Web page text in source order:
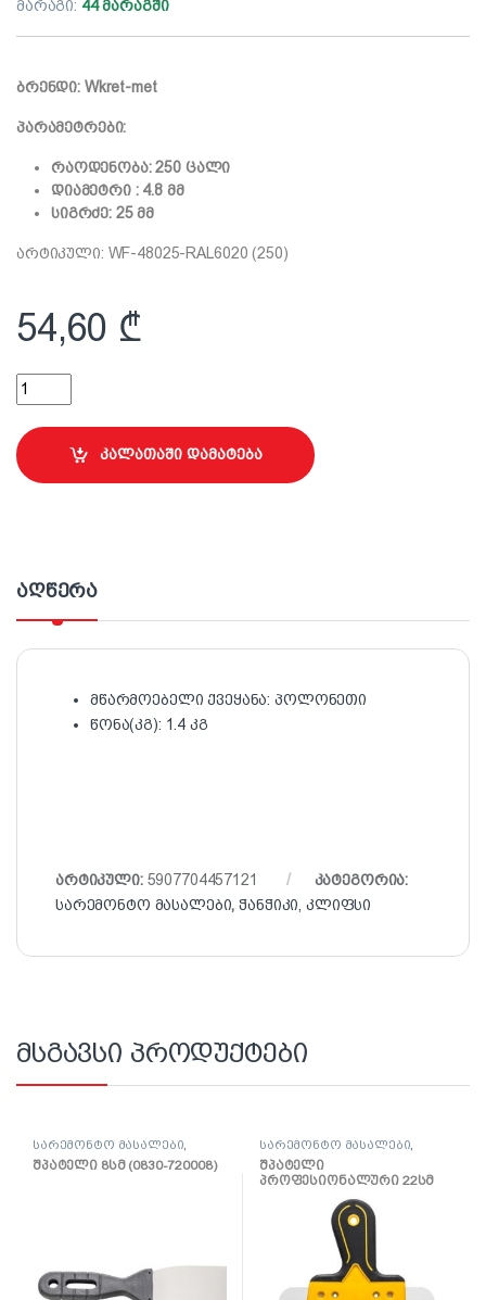
მარაგი: 44 მარაგში
ბრენდი: Wkret-met
პარამეტრები:
რაოდენობა: 250 ცალი
დიამეტრი : 4.8 მმ
სიგრძე: 25 მმ
არტიკული: WF-48025-RAL6020 (250)
54,60 ₾
4.8x25მმ სახურავის ჭანჭიკი (მწვანე) quantity
კალათაში დამატება
აღწერა
მწარმოებელი ქვეყანა: პოლონეთი
წონა(კგ): 1.4 კგ
არტიკული: 5907704457121
კატეგორია:
სარემონტო მასალები,ჭანჭიკი, კლიფსი
მსგავსი პროდუქტები
სარემონტო მასალები
შპატელი, საპრიალებელი,
ქაფჩა
შპატელი 8სმ (0830-720008)
სარემონტო მასალები
შპატელი, საპრიალებელი,
ქაფჩა
შპატელი
პროფესიონალური 22სმ